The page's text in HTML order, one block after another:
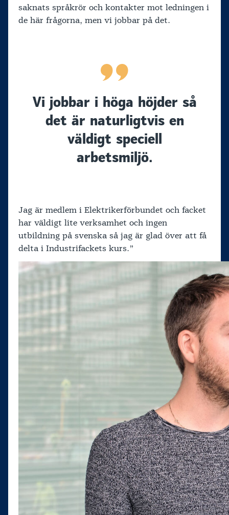
saknats språkrör och kontakter mot ledningen i
de här frågorna, men vi jobbar på det.
Vi jobbar i höga höjder så
det är naturligtvis en
väldigt speciell
arbetsmiljö.
Jag är medlem i Elektrikerförbundet och facket
har väldigt lite verksamhet och ingen
utbildning på svenska så jag är glad över att få
delta i Industrifackets kurs.”